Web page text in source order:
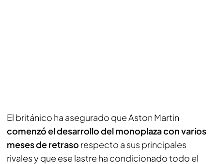
El británico ha asegurado que Aston Martin
comenzó el desarrollo del monoplaza con varios
meses de retraso respecto a sus principales
rivales y que ese lastre ha condicionado todo el